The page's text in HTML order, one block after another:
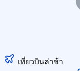
เที่ยวบินล่าช้า